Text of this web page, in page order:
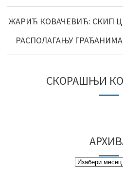
ЖАРИЋ КОВАЧЕВИЋ: СКИП
РАСПОЛАГАЊУ
СКОРАШЊИ